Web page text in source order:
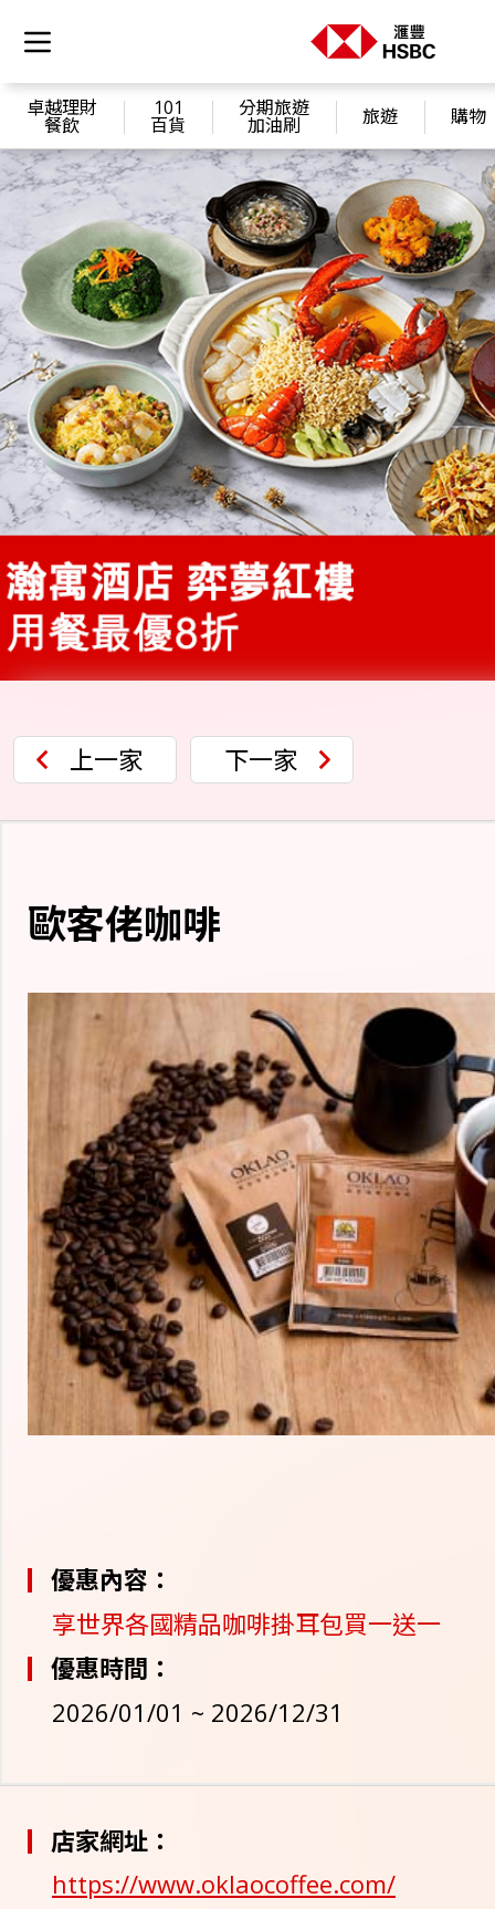
卓越理財
餐飲
101
百貨
分期旅遊
加油刷 旅遊 購物
上一家 下一家
歐客佬咖啡
優惠內容：
享世界各國精品咖啡掛耳包買一送一
優惠時間：
2026/01/01 ~ 2026/12/31
店家網址：
https://www.oklaocoffee.com/